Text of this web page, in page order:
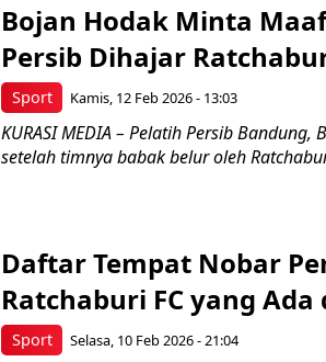
Sport
Bojan Hodak Minta
Persib Dihajar
Kamis, 12 Feb 2026 - 13:03
KURASI MEDIA – Pelatih Persib
setelah timnya babak belur oleh
Sport
Daftar Tempat Nobar
Ratchaburi FC yang
Selasa, 10 Feb 2026 - 21:04